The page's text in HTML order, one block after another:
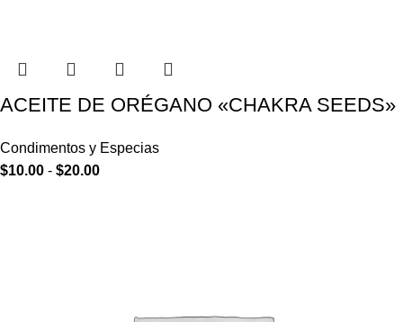
ACEITE DE ORÉGANO «CHAKRA SEEDS»
Condimentos y Especias
$10.00 - $20.00